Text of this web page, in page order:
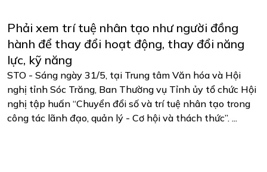
Phải xem trí tuệ nhân tạo như người đồng
hành để thay đổi hoạt động, thay đổi năng
lực, kỹ năng
STO - Sáng ngày 31/5, tại Trung tâm Văn hóa và Hội
nghị tỉnh Sóc Trăng, Ban Thường vụ Tỉnh ủy tổ chức Hội
nghị tập huấn “Chuyển đổi số và trí tuệ nhân tạo trong
công tác lãnh đạo, quản lý - Cơ hội và thách thức”. ...